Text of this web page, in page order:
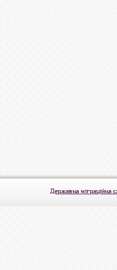
Державна міграційна